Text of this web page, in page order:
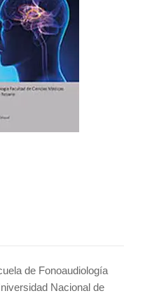
de Fonoaudiología
Nacional de